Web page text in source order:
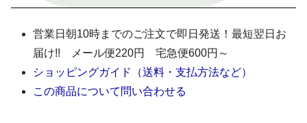
営業日朝10時までのご注文で即日発送！最短翌日お
届け!! メール便220円 宅急便600円～
ショッピングガイド（送料・支払方法など）
この商品について問い合わせる